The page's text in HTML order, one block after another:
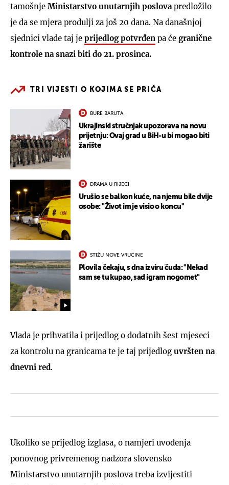
tamošnje Ministarstvo unutarnjih poslovapredložilo
je da se mjera produlji za još 20 dana. Na današnjoj
sjednici vlade taj je prijedlog potvrđen pa će granične
kontrole na snazi biti do 21. prosinca.
TRI VIJESTI O KOJIMA SE PRIČA
BURE BARUTA
Ukrajinski stručnjak upozorava na novu
prijetnju: Ovaj grad u BiH-u bi mogao biti
žarište
DRAMA U RIJECI
Urušio se balkon kuće, na njemu bile dvije
osobe: "Život im je visio o koncu"
STIŽU NOVE VRUĆINE
Plovila čekaju, s dna izviru čuda: "Nekad
sam se tu kupao, sad igram nogomet"
Vlada je prihvatila i prijedlog o dodatnih šest mjeseci
za kontrolu na granicama te je taj prijedlog uvršten na
dnevni red.
Ukoliko se prijedlog izglasa, o namjeri uvođenja
ponovnog privremenog nadzora slovensko
Ministarstvo unutarnjih poslova treba izvijestiti